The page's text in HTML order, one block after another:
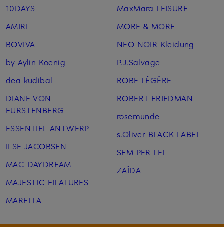
10DAYS
AMIRI
BOVIVA
by Aylin Koenig
dea kudibal
DIANE VON
FURSTENBERG
ESSENTIEL ANTWERP
ILSE JACOBSEN
MAC DAYDREAM
MAJESTIC FILATURES
MARELLA
MaxMara LEISURE
MORE & MORE
NEO NOIR Kleidung
P.J.Salvage
ROBE LÉGÈRE
ROBERT FRIEDMAN
rosemunde
s.Oliver BLACK LABEL
SEM PER LEI
ZAÍDA